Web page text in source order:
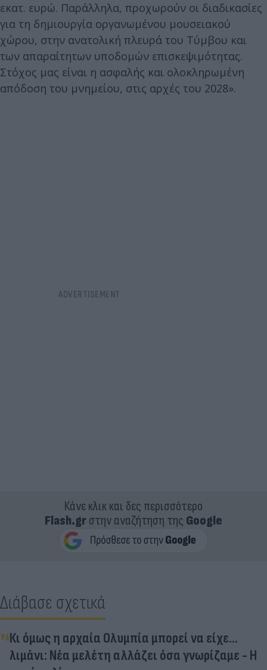
εκατ. ευρώ. Παράλληλα, προχωρούν οι διαδικασίες
για τη δημιουργία οργανωμένου μουσειακού
χώρου, στην ανατολική πλευρά του Τύμβου και
των απαραίτητων υποδομών επισκεψιμότητας.
Στόχος μας είναι η ασφαλής και ολοκληρωμένη
απόδοση του μνημείου, στις αρχές του 2028».
Κάνε κλικ και δες περισσότερο
Flash.grστην αναζήτηση της Google
Διάβασε σχετικά
Κι όμως η αρχαία Ολυμπία μπορεί να είχε...
λιμάνι: Νέα μελέτη αλλάζει όσα γνωρίζαμε - Η